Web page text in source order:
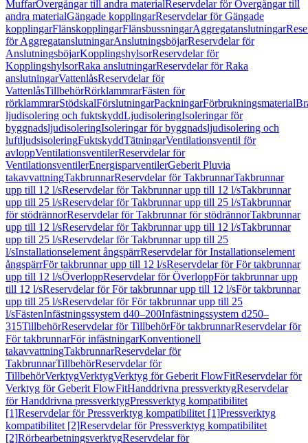
MuffarÖvergångar till andra materialReservdelar för Övergångar till
andra materialGängade kopplingarReservdelar för Gängade
kopplingarFlänskopplingarFlänsbussningarAggregatanslutningar
för AggregatanslutningarAnslutningsböjarReservdelar för
AnslutningsböjarKopplingshylsorReservdelar för
KopplingshylsorRaka anslutningarReservdelar för Raka
anslutningarVattenlåsReservdelar för
VattenlåsTillbehörRörklammrarFästen för
rörklammrarStödskalFörslutningarPackningarFörbrukningsmaterial
ljudisolering och fuktskyddLjudisoleringIsoleringar för
byggnadsljudisoleringIsoleringar för byggnadsljudisolering och
luftljudsisoleringFuktskyddTätningarVentilationsventil för
avloppVentilationsventilerReservdelar för
VentilationsventilerEnergisparventilerGeberit Pluvia
takavvattningTakbrunnarReservdelar för TakbrunnarTakbrunnar
upp till 12 l/sReservdelar för Takbrunnar upp till 12 l/sTakbrunnar
upp till 25 l/sReservdelar för Takbrunnar upp till 25 l/sTakbrunnar
för stödrännorReservdelar för Takbrunnar för stödrännorTakbrunnar
upp till 12 l/sReservdelar för Takbrunnar upp till 12 l/sTakbrunnar
upp till 25 l/sReservdelar för Takbrunnar upp till 25
l/sInstallationselement ångspärrReservdelar för Installationselement
ångspärrFör takbrunnar upp till 12 l/sReservdelar för För takbrunnar
upp till 12 l/sÖverloppReservdelar för ÖverloppFör takbrunnar upp
till 12 l/sReservdelar för För takbrunnar upp till 12 l/sFör takbrunnar
upp till 25 l/sReservdelar för För takbrunnar upp till 25
l/sFästenInfästningssystem d40–200Infästningssystem d250–
315TillbehörReservdelar för TillbehörFör takbrunnarReservdelar för
För takbrunnarFör infästningarKonventionell
takavvattningTakbrunnarReservdelar för
TakbrunnarTillbehörReservdelar för
TillbehörVerktygVerktygVerktyg för Geberit FlowFitReservdelar för
Verktyg för Geberit FlowFitHanddrivna pressverktygReservdelar
för Handdrivna pressverktygPressverktyg kompatibilitet
[1]Reservdelar för Pressverktyg kompatibilitet [1]Pressverktyg
kompatibilitet [2]Reservdelar för Pressverktyg kompatibilitet
[2]RörbearbetningsverktygReservdelar för